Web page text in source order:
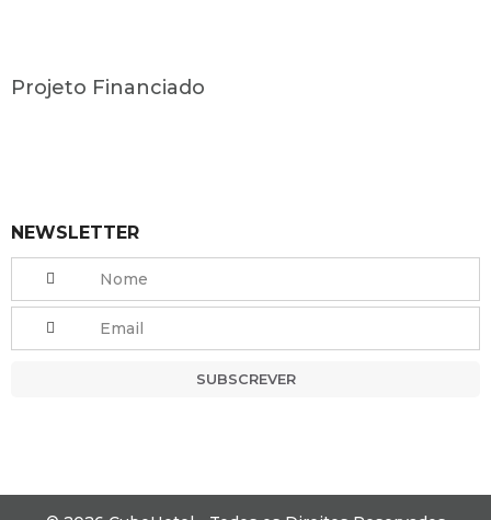
Projeto Financiado
NEWSLETTER
SUBSCREVER